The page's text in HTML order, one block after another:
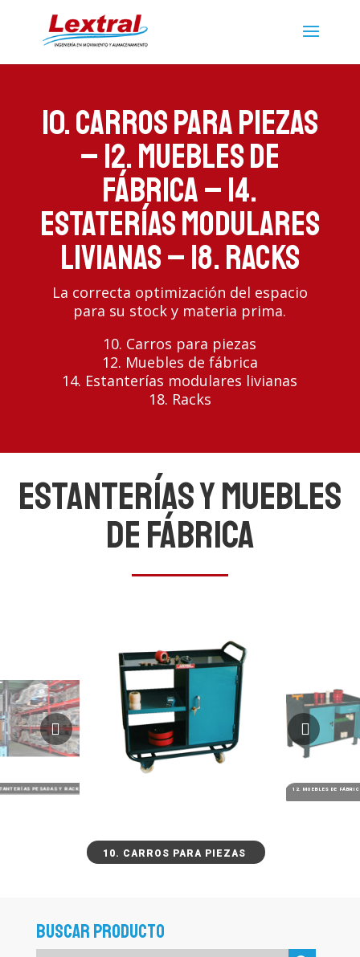
10. Carros para piezas
– 12. Muebles de
fábrica – 14.
Estaterías modulares
Livianas – 18. Racks
La correcta optimización del espacio
para su stock y materia prima.
10. Carros para piezas
12. Muebles de fábrica
14. Estanterías modulares livianas
18. Racks
Estanterías y Muebles
de Fábrica
10. CARROS PARA PIEZAS
12. MUEBLES DE
PESADAS Y RACKS
Buscar Producto